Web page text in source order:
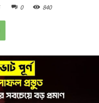
0 840